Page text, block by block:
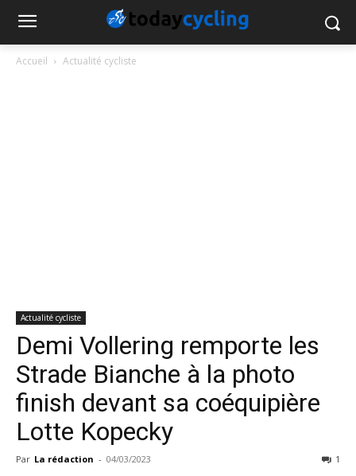
Accueil Actualité cycliste
Actualité cycliste
Demi Vollering remporte les
Strade Bianche à la photo
finish devant sa coéquipière
Lotte Kopecky
Par La rédaction - 04/03/2023 1